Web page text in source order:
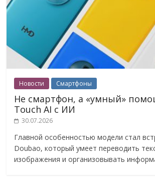
Новости Смартфоны
Не смартфон, а «умный»
Touch AI с ИИ
30.07.2026
Главной особенностью модели стал
Doubao, который умеет переводить
изображения и организовывать